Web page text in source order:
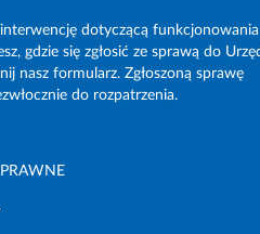
interwencję dotyczącą funkcjonowania
gdzie się zgłosić ze sprawą do
nasz formularz. Zgłoszoną sprawę
do rozpatrzenia.